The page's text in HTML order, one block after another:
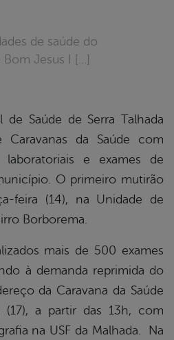
Bom Jesus I […]
de Saúde de Serra Talhada
da Saúde com
e exames de
O primeiro mutirão
feira (14), na Unidade de
Borborema.
mais de 500 exames
à demanda reprimida do
da Caravana da Saúde
(17), a partir das 13h, com
na USF da Malhada. Na